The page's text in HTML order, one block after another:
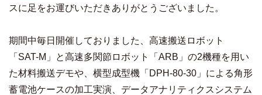
スに足をお運びいただきありがとうございました。
期間中毎日開催しておりました、高速搬送ロボット
「SAT-M」と高速多関節ロボット「ARB」の2機種を用い
た材料搬送デモや、横型成型機「DPH-80-30」による角形
蓄電池ケースの加工実演、データアナリティクスシステム